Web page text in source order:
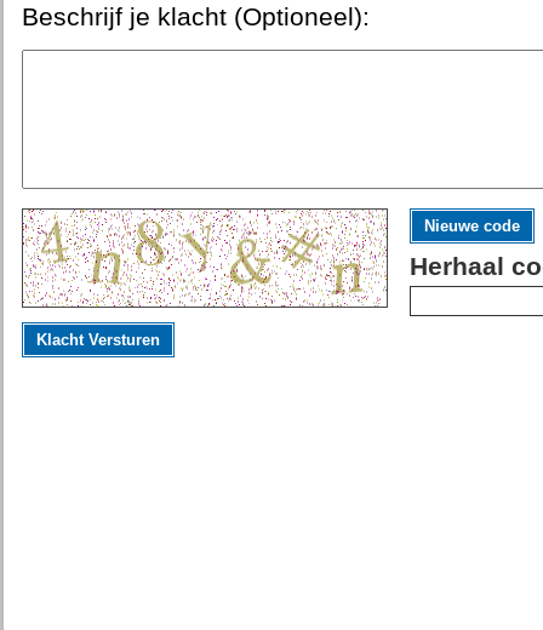
Beschrijf je klacht (Optioneel):
Nieuwe code
Herhaal
Klacht Versturen